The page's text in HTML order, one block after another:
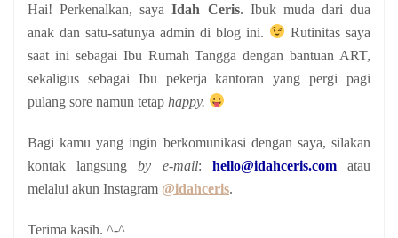
Hai! Perkenalkan, sayaIdah Ceris. Ibuk muda dari dua
anak dan satu-satunya admin di blog ini.
Rutinitas saya
saat ini sebagai Ibu Rumah Tangga dengan bantuan ART,
sekaligus sebagai Ibu pekerja kantoran yang pergi pagi
pulang sore namun tetap happy.
Bagi kamu yang ingin berkomunikasi dengan saya, silakan
kontak langsungby e-mail: hello@idahceris.com
atau
melalui akun Instagram @idahceris.
Terima kasih. ^-^